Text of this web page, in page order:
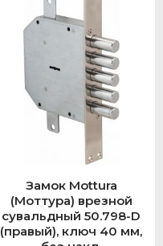
Замок Mottura
(Моттура) врезной
сувальдный 50.798-D
(правый), ключ 40 мм,